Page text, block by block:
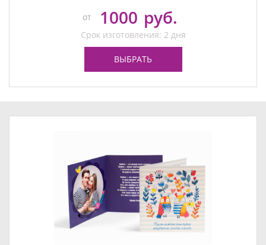
от 1000 руб.
Срок изготовления: 2 дня
ВЫБРАТЬ